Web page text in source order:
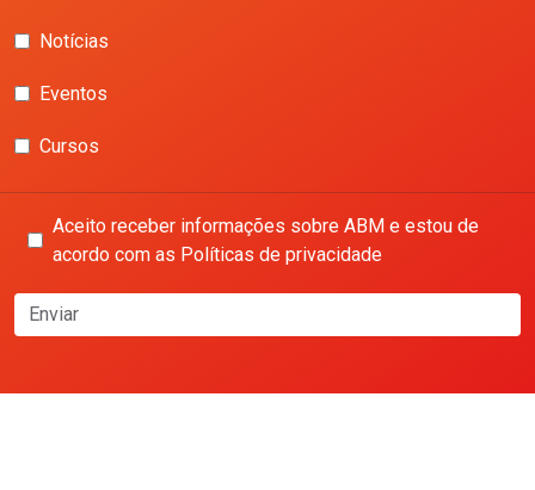
Notícias
Eventos
Cursos
Aceito receber informações sobre ABM e estou de
acordo com as Políticas de privacidade
Enviar